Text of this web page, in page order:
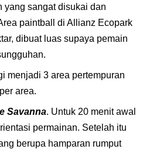
yang sangat disukai dan
paintball di Allianz Ecopark
dibuat luas supaya pemain
menjadi 3 area pertempuran
area.
Savanna. Untuk 20 menit awal
permainan. Setelah itu
berupa hamparan rumput